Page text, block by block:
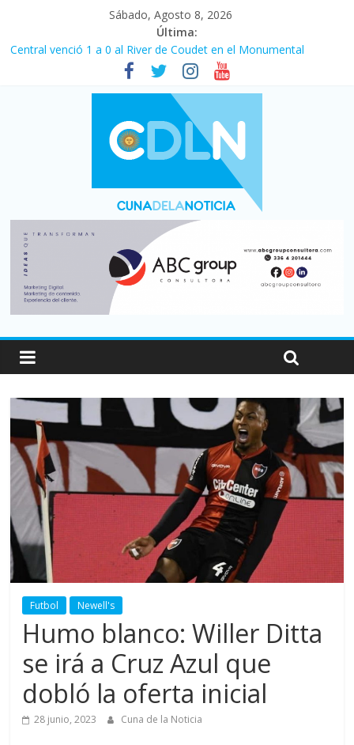
Sábado, Agosto 8, 2026
Última:
Central venció 1 a 0 al River de Coudet en el Monumental
La morosidad alcanzó su nivel más alto en dos décadas y ya
afecta a 400 mil deudores en Santa Fe
Desde que asumió Milei cerraron 41.000 kioscos: el sector
denuncia crisis como en 2001
Vacaciones de invierno con más movimiento y consumo
turístico: 4,6 millones de personas viajaron por el país, un 5,9%
Fuerte caída de la venta de autos usados en julio: bajó un 12,6%
Futbol Newell's
Humo blanco: Willer Ditta
se irá a Cruz Azul que
dobló la oferta inicial
28 junio, 2023 Cuna de la Noticia